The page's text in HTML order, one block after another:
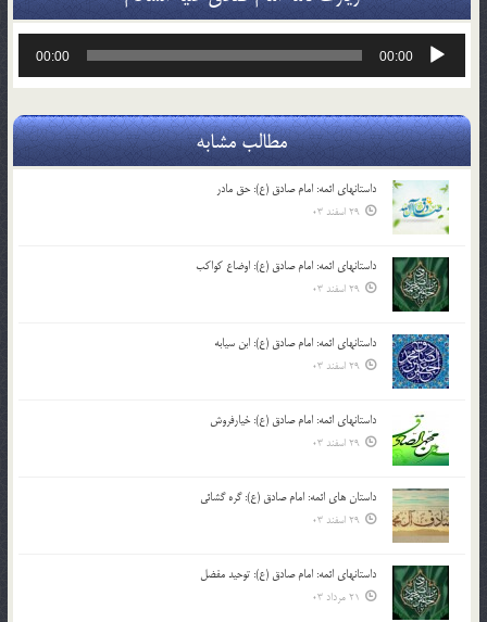
پخش‌کننده
00:00
00:00
مطالب مشابه
داستانهای ائمه: امام صادق (ع): حق مادر
29 اسفند 03
داستانهای ائمه: امام صادق (ع): اوضاع کواکب
29 اسفند 03
داستانهای ائمه: امام صادق (ع): ابن سیابه
29 اسفند 03
داستانهای ائمه: امام صادق (ع): خیارفروش
29 اسفند 03
داستان های ائمه: امام صادق (ع): گره گشائی
29 اسفند 03
داستانهای ائمه: امام صادق (ع): توحید مفضل
21 مرداد 03